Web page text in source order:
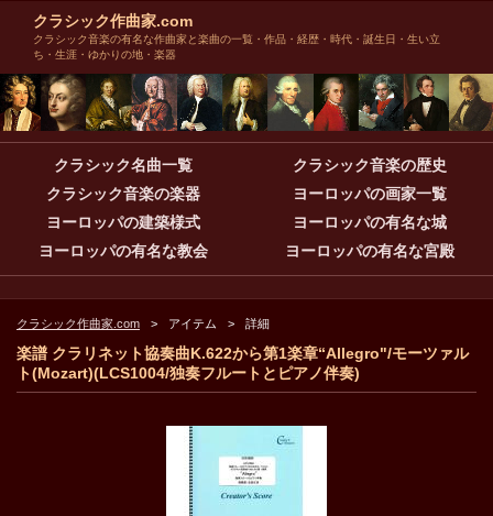
クラシック作曲家.com
クラシック音楽の有名な作曲家と楽曲の一覧・作品・経歴・時代・誕生日・生い立
ち・生涯・ゆかりの地・楽器
クラシック名曲一覧
クラシック音楽の歴史
クラシック音楽の楽器
ヨーロッパの画家一覧
ヨーロッパの建築様式
ヨーロッパの有名な城
ヨーロッパの有名な教会
ヨーロッパの有名な宮殿
クラシック作曲家.com アイテム 詳細
楽譜 クラリネット協奏曲K.622から第1楽章“Allegro"/モーツァル
ト(Mozart)(LCS1004/独奏フルートとピアノ伴奏)